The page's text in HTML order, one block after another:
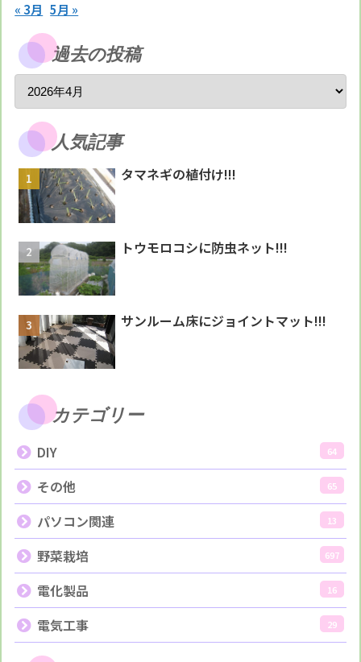
« 3月 5月 »
過去の投稿
人気記事
タマネギの植付け!!!
トウモロコシに防虫ネット!!!
サンルーム床にジョイントマット!!!
カテゴリー
DIY 64
その他 65
パソコン関連 13
野菜栽培 697
電化製品 16
電気工事 29